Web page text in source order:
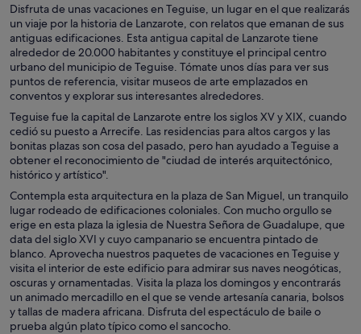
Disfruta de unas vacaciones en Teguise, un lugar en el que realizarás
un viaje por la historia de Lanzarote, con relatos que emanan de sus
antiguas edificaciones. Esta antigua capital de Lanzarote tiene
alrededor de 20.000 habitantes y constituye el principal centro
urbano del municipio de Teguise. Tómate unos días para ver sus
puntos de referencia, visitar museos de arte emplazados en
conventos y explorar sus interesantes alrededores.
Teguise fue la capital de Lanzarote entre los siglos XV y XIX, cuando
cedió su puesto a Arrecife. Las residencias para altos cargos y las
bonitas plazas son cosa del pasado, pero han ayudado a Teguise a
obtener el reconocimiento de "ciudad de interés arquitectónico,
histórico y artístico".
Contempla esta arquitectura en la plaza de San Miguel, un tranquilo
lugar rodeado de edificaciones coloniales. Con mucho orgullo se
erige en esta plaza la iglesia de Nuestra Señora de Guadalupe, que
data del siglo XVI y cuyo campanario se encuentra pintado de
blanco. Aprovecha nuestros paquetes de vacaciones en Teguise y
visita el interior de este edificio para admirar sus naves neogóticas,
oscuras y ornamentadas. Visita la plaza los domingos y encontrarás
un animado mercadillo en el que se vende artesanía canaria, bolsos
y tallas de madera africana. Disfruta del espectáculo de baile o
prueba algún plato típico como el sancocho.